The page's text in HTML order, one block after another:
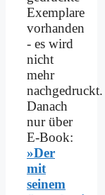
Exemplare
vorhanden
- es wird
nicht
mehr
nachgedruckt.
Danach
nur über
E-Book:
»Der
mit
seinem